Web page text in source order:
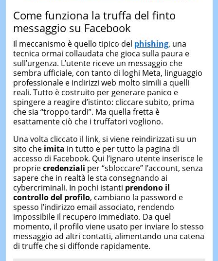
Come funziona la truffa del finto
messaggio su Facebook
Il meccanismo è quello tipico del phishing, una
tecnica ormai collaudata che gioca sulla paura e
sull’urgenza. L’utente riceve un messaggio che
sembra ufficiale, con tanto di loghi Meta, linguaggio
professionale e indirizzi web molto simili a quelli
reali. Tutto è costruito per generare panico e
spingere a reagire d’istinto: cliccare subito, prima
che sia “troppo tardi”. Ma quella fretta è
esattamente ciò che i truffatori vogliono.
Una volta cliccato il link, si viene reindirizzati su un
sito che imita in tutto e per tutto la pagina di
accesso di Facebook. Qui l’ignaro utente inserisce le
propriecredenziali per “sbloccare” l’account, senza
sapere che in realtà le sta consegnando ai
cybercriminali. In pochi istanti prendono il
controllo del profilo, cambiano la password e
spesso l’indirizzo email associato, rendendo
impossibile il recupero immediato. Da quel
momento, il profilo viene usato per inviare lo stesso
messaggio ad altri contatti, alimentando una catena
di truffe che si diffonde rapidamente.